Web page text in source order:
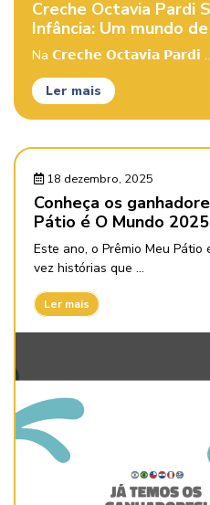
Creche Octavia Pardi
Infância: Um mundo
Na 𝗖𝗿𝗲𝗰𝗵𝗲 𝗢𝗰𝘁𝗮𝘃𝗶𝗮 𝗣𝗮𝗿𝗱𝗶
Ler mais
18 dezembro, 2025
Conheça os
Pátio é O Mundo 2025
Este ano, o Prêmio Meu
vez histórias que ...
Ler mais